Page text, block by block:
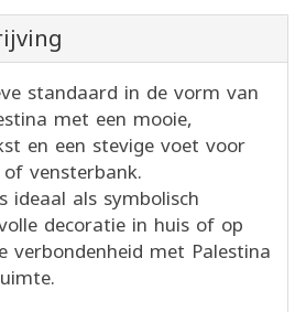
standaard in de vorm van
met een mooie,
en een stevige voet voor
vensterbank.
ideaal als symbolisch
decoratie in huis of op
verbondenheid met Palestina